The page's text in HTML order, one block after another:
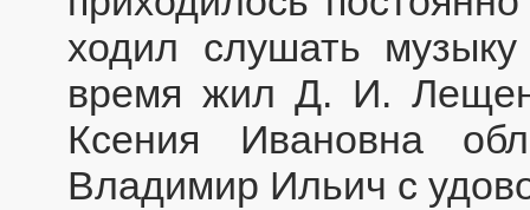
ходил слушать
время жил Д. И.
Ксения Ивановна
Владимир Ильич с